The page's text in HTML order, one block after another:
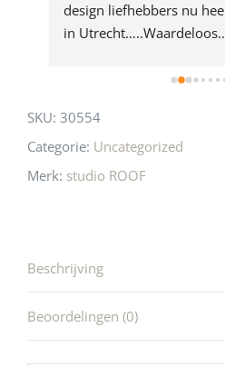
design liefhebbers nu
in
SKU: 30554
Categorie: Uncategorized
Merk: studio ROOF
Beschrijving
Beoordelingen (0)